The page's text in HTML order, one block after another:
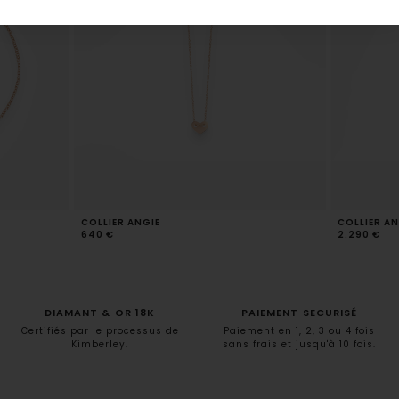
COLLIER ANGIE
640 €
COLLIER
2.290 €
DIAMANT & OR 18K
Certifiés par le processus de
Kimberley.
PAIEMENT SECURISÉ
Paiement en 1, 2, 3 ou 4 fois
sans frais et jusqu'à 10 fois.